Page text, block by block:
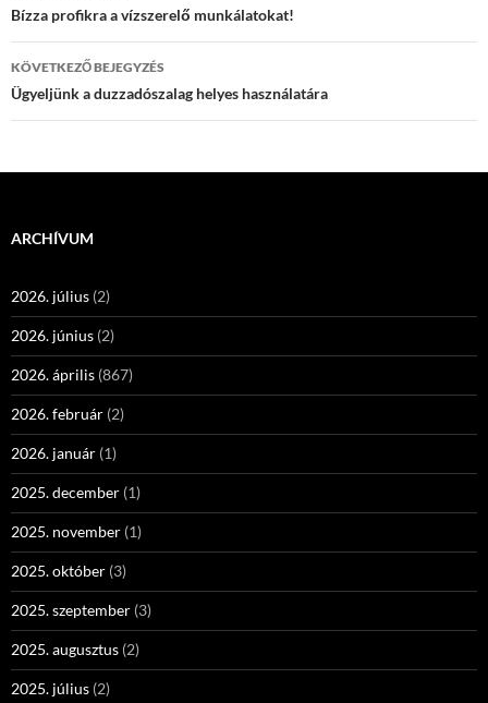
navigációja
Bízza profikra a vízszerelő munkálatokat!
KÖVETKEZŐ BEJEGYZÉS
Ügyeljünk a duzzadószalag helyes használatára
ARCHÍVUM
2026. július (2)
2026. június (2)
2026. április (867)
2026. február (2)
2026. január (1)
2025. december (1)
2025. november (1)
2025. október (3)
2025. szeptember (3)
2025. augusztus (2)
2025. július (2)